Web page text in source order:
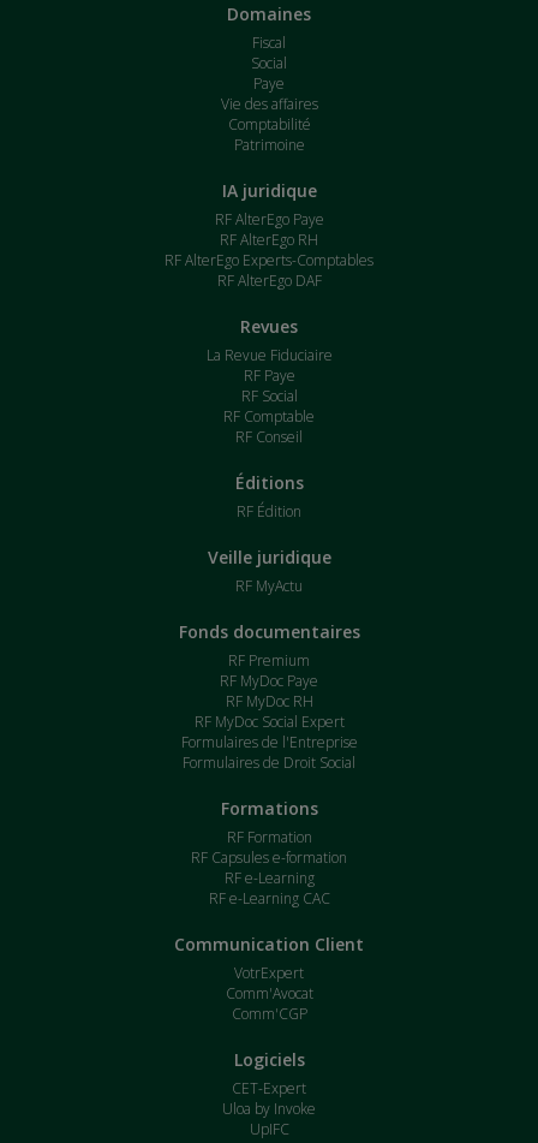
Domaines
Fiscal
Social
Paye
Vie des affaires
Comptabilité
Patrimoine
IA juridique
RF AlterEgo Paye
RF AlterEgo RH
RF AlterEgo Experts-Comptables
RF AlterEgo DAF
Revues
La Revue Fiduciaire
RF Paye
RF Social
RF Comptable
RF Conseil
Éditions
RF Édition
Veille juridique
RF MyActu
Fonds documentaires
RF Premium
RF MyDoc Paye
RF MyDoc RH
RF MyDoc Social Expert
Formulaires de l'Entreprise
Formulaires de Droit Social
Formations
RF Formation
RF Capsules e-formation
RF e-Learning
RF e-Learning CAC
Communication Client
VotrExpert
Comm'Avocat
Comm'CGP
Logiciels
CET-Expert
Uloa by Invoke
UpIFC